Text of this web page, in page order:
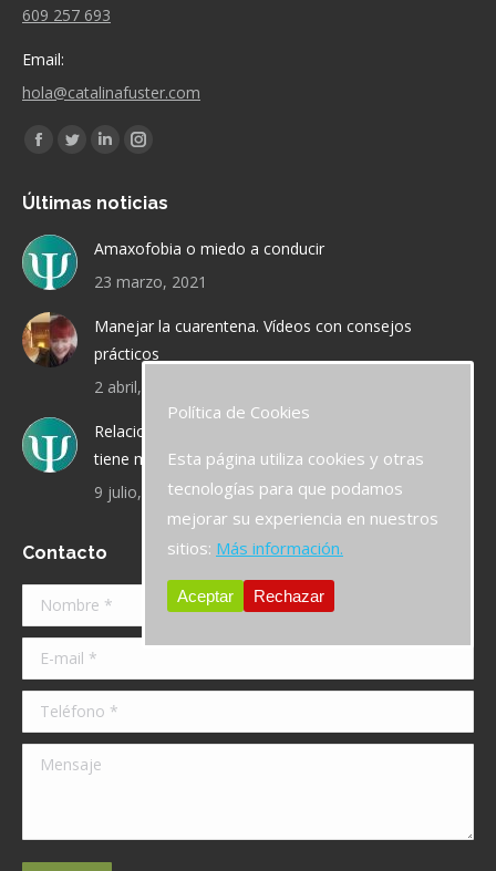
609 257 693
Email:
hola@catalinafuster.com
Encuéntranos en:
Facebook
opens
in
new
window
Twitter
opens
in
new
window
Linkedin
opens
window
Instagram
opens
in
window
Últimas noticias
Amaxofobia o miedo a conducir
23 marzo, 2021
Manejar la cuarentena. Vídeos con consejos
prácticos
2 abril, 2020
Relaciones de pareja: ¿qué sucede cuando la chica
tiene más experiencia que el chico?
9 julio, 2019
Contacto
Nombre *
E-mail *
Teléfono *
Mensaje
Política de Cookies
Esta página utiliza cookies y otras
tecnologías para que podamos
mejorar su experiencia en nuestros
sitios: Más información.
Aceptar Rechazar